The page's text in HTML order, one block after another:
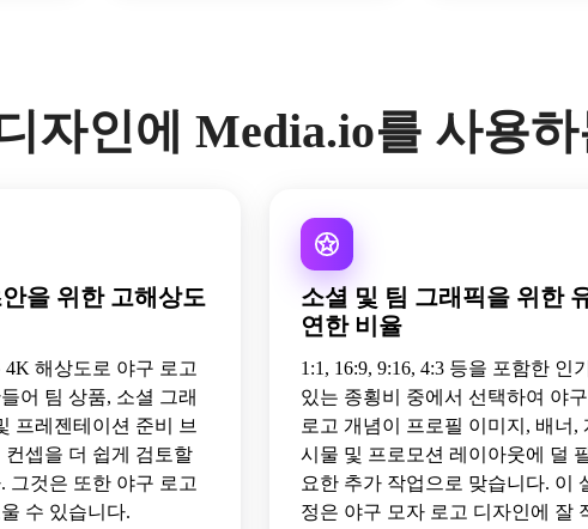
자인에 Media.io를 사용
을 위한 고해상도
4K 해상도로 야구 로고
어 팀 상품, 소셜 그래
프레젠테이션 준비 브
컨셉을 더 쉽게 검토할
그것은 또한 야구 로고
수 있습니다.
소셜 및 팀 그래픽을 위한
연한 비율
1:1, 16:9, 9:16, 4:3 등을 포함한 인기
있는 종횡비 중에서 선택하여 야구
로고 개념이 프로필 이미지, 배너,
시물 및 프로모션 레이아웃에 덜
요한 추가 작업으로 맞습니다. 이
정은 야구 모자 로고 디자인에 잘